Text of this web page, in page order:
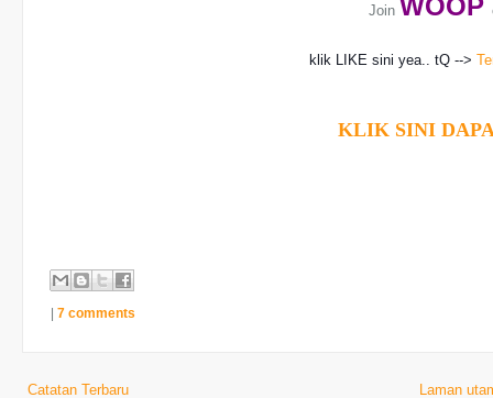
Join WOOP
klik LIKE sini yea.. tQ -->
KLIK SINI
| 7 comments
Catatan Terbaru Laman